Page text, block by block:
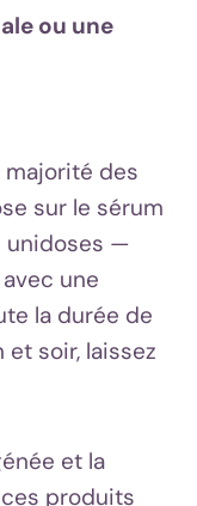
ou une
majorité des
sur le sérum
unidoses —
une
la durée de
soir, laissez
et la
produits